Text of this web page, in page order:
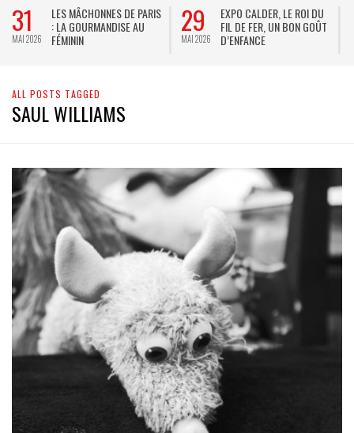
31
MAI 2026
LES MÂCHONNES DE PARIS
: LA GOURMANDISE AU
FÉMININ
29
MAI 2026
EXPO CALDER, LE ROI DU
FIL DE FER, UN BON GOÛT
D’ENFANCE
ALL POSTS TAGGED
SAUL WILLIAMS